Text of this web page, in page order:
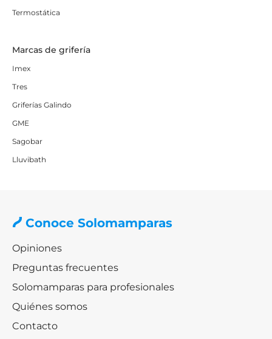
Termostática
Marcas de grifería
Imex
Tres
Griferías Galindo
GME
Sagobar
Lluvibath
Conoce Solomamparas
Opiniones
Preguntas frecuentes
Solomamparas para profesionales
Quiénes somos
Contacto